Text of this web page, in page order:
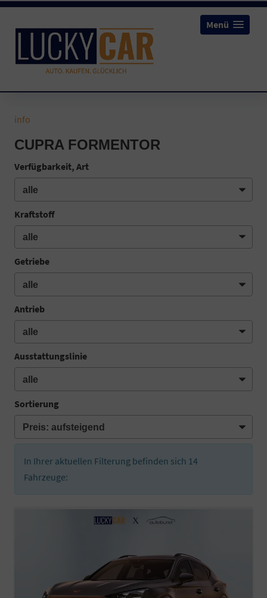
Menü
info
CUPRA FORMENTOR
Verfügbarkeit, Art
Kraftstoff
Getriebe
Antrieb
Ausstattungslinie
Sortierung
In Ihrer aktuellen Filterung befinden sich 14
Fahrzeuge: